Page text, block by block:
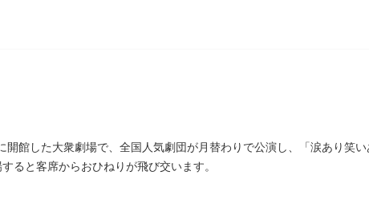
館した大衆劇場で、全国人気劇団が月替わりで公演し、「涙あり笑
ると客席からおひねりが飛び交います。